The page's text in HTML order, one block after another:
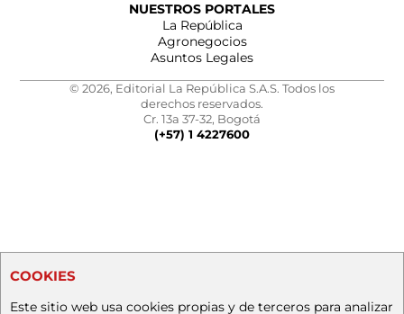
NUESTROS PORTALES
La República
Agronegocios
Asuntos Legales
© 2026, Editorial La República S.A.S. Todos los
derechos reservados.
Cr. 13a 37-32, Bogotá
(+57) 1 4227600
COOKIES
Este sitio web usa cookies propias y de terceros para analizar